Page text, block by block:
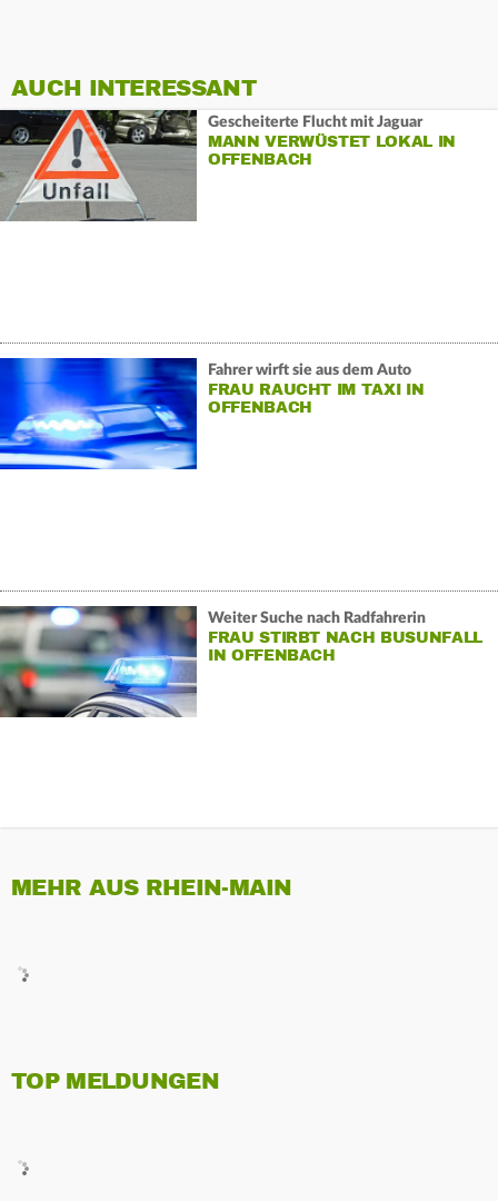
AUCH INTERESSANT
Gescheiterte Flucht mit Jaguar
MANN VERWÜSTET LOKAL IN
OFFENBACH
Fahrer wirft sie aus dem Auto
FRAU RAUCHT IM TAXI IN
OFFENBACH
Weiter Suche nach Radfahrerin
FRAU STIRBT NACH BUSUNFALL
IN OFFENBACH
MEHR AUS RHEIN-MAIN
TOP MELDUNGEN